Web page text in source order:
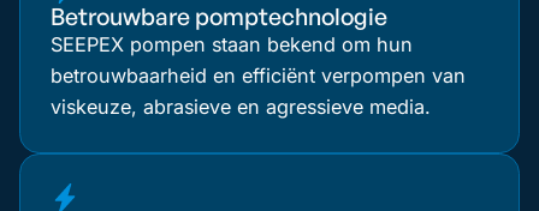
Betrouwbare pomptechnologie
SEEPEX pompen staan bekend om hun
betrouwbaarheid en efficiënt verpompen van
viskeuze, abrasieve en agressieve media.